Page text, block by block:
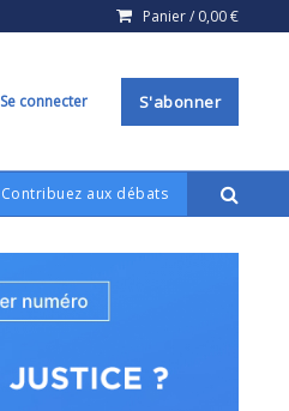
Panier / 0,00€
Se connecter S'abonner
Contribuez aux débats